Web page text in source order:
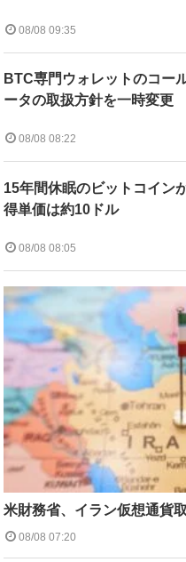
08/08 09:35
BTC専門ウォレットのコー
ータの取扱方針を一時変更
08/08 08:22
15年間休眠のビットコイン
得単価は約10ドル
08/08 08:05
米財務省、イラン仮想通貨
08/08 07:20